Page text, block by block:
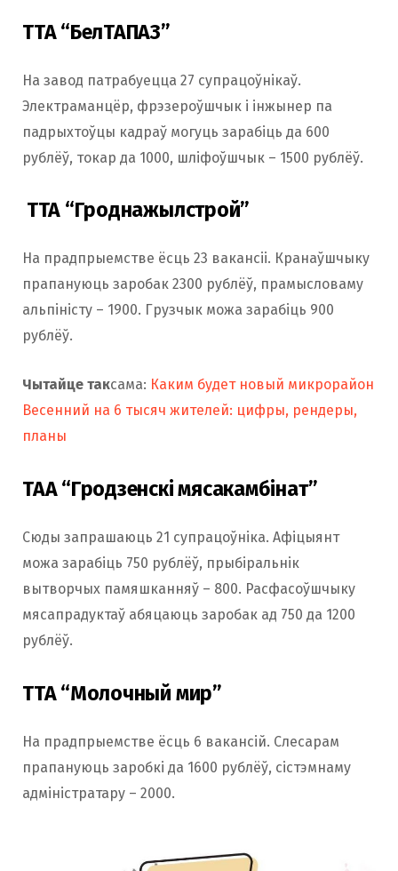
ТТА “БелТАПАЗ”
На завод патрабуецца 27 супрацоўнікаў.
Электраманцёр, фрэзероўшчык і інжынер па
падрыхтоўцы кадраў могуць зарабіць да 600
рублёў, токар да 1000, шліфоўшчык – 1500 рублёў.
ТТА “Гроднажылстрой”
На прадпрыемстве ёсць 23 вакансіі. Кранаўшчыку
прапануюць заробак 2300 рублёў, прамысловаму
альпіністу – 1900. Грузчык можа зарабіць 900
рублёў.
Чытайце таксама: Каким будет новый микрорайон
Весенний на 6 тысяч жителей: цифры, рендеры,
планы
ТАА “Гродзенскі мясакамбінат”
Сюды запрашаюць 21 супрацоўніка. Афіцыянт
можа зарабіць 750 рублёў, прыбіральнік
вытворчых памяшканняў – 800. Расфасоўшчыку
мясапрадуктаў абяцаюць заробак ад 750 да 1200
рублёў.
ТТА “Молочный мир”
На прадпрыемстве ёсць 6 вакансій. Слесарам
прапануюць заробкі да 1600 рублёў, сістэмнаму
адміністратару – 2000.